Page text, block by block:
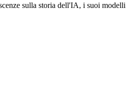
sulla storia dell'IA, i suoi modelli